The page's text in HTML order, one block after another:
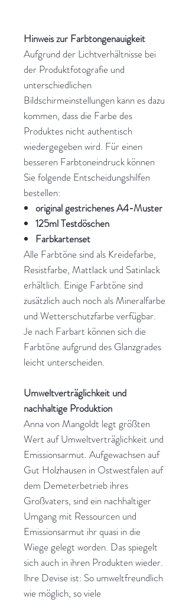
Hinweis zur Farbtongenauigkeit
Aufgrund der Lichtverhältnisse bei
der Produktfotografie und
unterschiedlichen
Bildschirmeinstellungen kann es dazu
kommen, dass die Farbe des
Produktes nicht authentisch
wiedergegeben wird. Für einen
besseren Farbtoneindruck können
Sie folgende Entscheidungshilfen
bestellen:
original gestrichenes A4-Muster
125ml Testdöschen
Farbkartenset
Alle Farbtöne sind als Kreidefarbe,
Resistfarbe, Mattlack und Satinlack
erhältlich. Einige Farbtöne sind
zusätzlich auch noch als Mineralfarbe
und Wetterschutzfarbe verfügbar.
Je nach Farbart können sich die
Farbtöne aufgrund des Glanzgrades
leicht unterscheiden.
Umweltverträglichkeit und
nachhaltige Produktion
Anna von Mangoldt legt größten
Wert auf Umweltverträglichkeit und
Emissionsarmut. Aufgewachsen auf
Gut Holzhausen in Ostwestfalen auf
dem Demeterbetrieb ihres
Großvaters, sind ein nachhaltiger
Umgang mit Ressourcen und
Emissionsarmut ihr quasi in die
Wiege gelegt worden. Das spiegelt
sich auch in ihren Produkten wieder.
Ihre Devise ist: So umweltfreundlich
wie möglich, so viele